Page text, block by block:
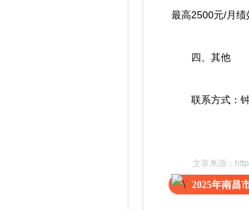
最高2500元/月绩
四、其他
联系方式：钟
文章来源：
2025年南昌